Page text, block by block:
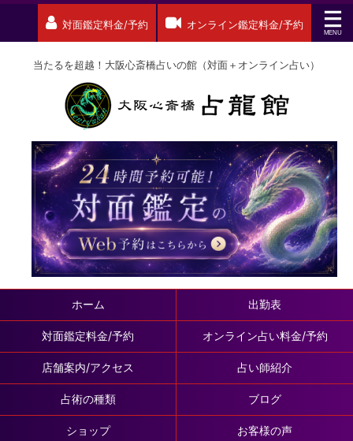
対面鑑定料金/予約 オンライン鑑定料金/予約
当たるを超越！大阪心斎橋占いの館（対面＋オンライン占い）
ホーム 出勤表
対面鑑定料金/予約 オンライン占い料金/予約
店舗案内/アクセス 占い師紹介
占術の種類 ブログ
ショップ お客様の声